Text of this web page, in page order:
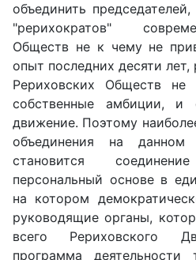
объединить
"рерихократов"
Обществ не к чему не
опыт последних десяти
Рериховских Обществ не
собственные амбиции, и
движение. Поэтому
объединения на данном
становится
персональный основе в
на котором
руководящие органы,
всего Рериховского
программа деятельности